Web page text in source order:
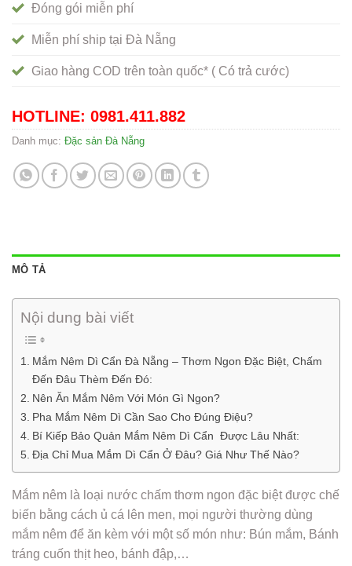
Đóng gói miễn phí
Miễn phí ship tại Đà Nẵng
Giao hàng COD trên toàn quốc* ( Có trả cước)
HOTLINE: 0981.411.882
Danh mục: Đặc sản Đà Nẵng
MÔ TẢ
Nội dung bài viết
Mắm Nêm Dì Cẩn Đà Nẵng – Thơm Ngon Đặc Biệt, Chấm
Đến Đâu Thèm Đến Đó:
Nên Ăn Mắm Nêm Với Món Gì Ngon?
Pha Mắm Nêm Dì Cần Sao Cho Đúng Điệu?
Bí Kiếp Bảo Quản Mắm Nêm Dì Cẩn Được Lâu Nhất:
Địa Chỉ Mua Mắm Dì Cẩn Ở Đâu? Giá Như Thế Nào?
Mắm nêm là loại nước chấm thơm ngon đặc biệt được chế
biến bằng cách ủ cá lên men, mọi người thường dùng
mắm nêm để ăn kèm với một số món như: Bún mắm, Bánh
tráng cuốn thịt heo, bánh đập,…